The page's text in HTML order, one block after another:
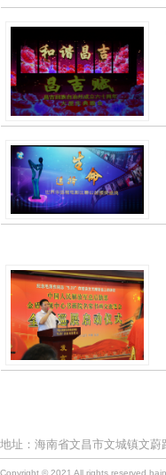
地址：海南省文昌市文城镇文蔚
Copyright © 2021 All rights reserved